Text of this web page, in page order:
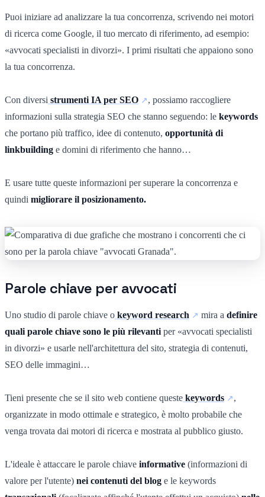
Puoi iniziare ad analizzare la tua concorrenza, scrivendo nei motori
di ricerca come Google, il tuo mercato di riferimento, ad esempio:
«avvocati specialisti in divorzi». I primi risultati che appaiono sono
la tua concorrenza.
Con diversi strumenti IA per SEO
, possiamo raccogliere
informazioni sulla strategia SEO che stanno seguendo: le keywords
che portano più traffico, idee di contenuto, opportunità di
linkbuilding e domini di riferimento che hanno…
E usare tutte queste informazioni per superare la concorrenza e
quindi migliorare il posizionamento.
Parole chiave per avvocati
Uno studio di parole chiave o keyword research mira a definire
quali parole chiave sono le più rilevanti per «avvocati specialisti
in divorzi» e usarle nell'architettura del sito, strategia di contenuti,
SEO delle immagini…
Tieni presente che se il sito web contiene queste keywords
,
organizzate in modo ottimale e strategico, è molto probabile che
venga trovata dai motori di ricerca e mostrata al pubblico giusto.
L'ideale è attaccare le parole chiave informative (informazioni di
valore per l'utente) nei contenuti del blog e le keywords